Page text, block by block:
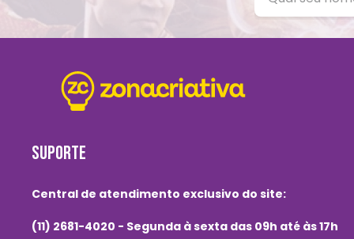
SUPORTE
Central de atendimento exclusivo do site:
(11) 2681-4020 - Segunda à sexta das 09h até às 17h